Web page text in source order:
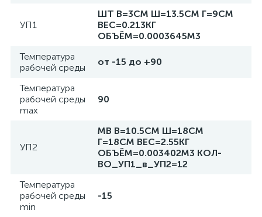
УП1
ШТ В=3СМ Ш=13.5СМ Г=9СМ
ВЕС=0.213КГ
ОБЪЁМ=0.0003645М3
Температура
рабочей среды
от -15 до +90
Температура
рабочей среды
max
90
УП2
MB В=10.5СМ Ш=18СМ
Г=18СМ ВЕС=2.55КГ
ОБЪЁМ=0.003402М3 КОЛ-
ВО_УП1_в_УП2=12
Температура
рабочей среды
min
-15